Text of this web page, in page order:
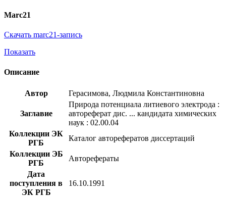
Marc21
Скачать marc21-запись
Показать
Описание
Автор Герасимова, Людмила Константиновна
Заглавие
Природа потенциала литиевого электрода :
автореферат дис. ... кандидата химических
наук : 02.00.04
Коллекции ЭК
РГБ
Каталог авторефератов диссертаций
Коллекции ЭБ
РГБ
Авторефераты
Дата
поступления в
ЭК РГБ
16.10.1991